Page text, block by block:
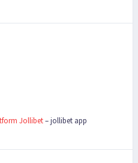
Jollibet– jollibet app